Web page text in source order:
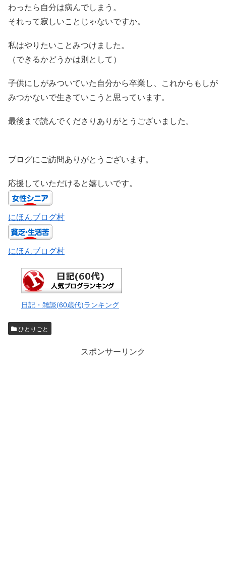
わったら自分は病んでしまう。
それって寂しいことじゃないですか。
私はやりたいことみつけました。
（できるかどうかは別として）
子供にしがみついていた自分から卒業し、これからもしが
みつかないで生きていこうと思っています。
最後まで読んでくださりありがとうございました。
ブログにご訪問ありがとうございます。
応援していただけると嬉しいです。
にほんブログ村
にほんブログ村
日記・雑談(60歳代)ランキング
ひとりごと
スポンサーリンク